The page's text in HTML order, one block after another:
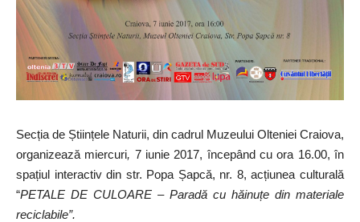
Secția de Științele Naturii, din cadrul Muzeului Olteniei Craiova,
organizează miercuri, 7 iunie 2017, începând cu ora 16.00, în
spațiul interactiv din str. Popa Șapcă, nr. 8, acțiunea culturală
“PETALE DE CULOARE – Paradă cu hăinuțe din materiale
reciclabile”.